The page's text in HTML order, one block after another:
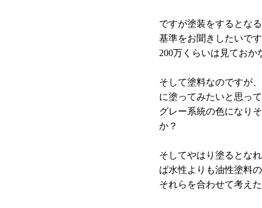
ですが塗装をするとな
基準をお聞きしたいです
200万くらいは見ておか
そして塗料なのですが
に塗ってみたいと思っ
グレー系統の色になり
か？
そしてやはり塗るとな
ば水性よりも油性塗料
それらを合わせて考えた